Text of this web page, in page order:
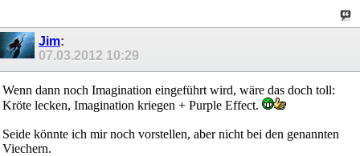
Jim:
07.03.2012 10:29
Wenn dann noch Imagination eingeführt wird, wäre das doch toll:
Kröte lecken, Imagination kriegen + Purple Effect.
Seide könnte ich mir noch vorstellen, aber nicht bei den genannten
Viechern.